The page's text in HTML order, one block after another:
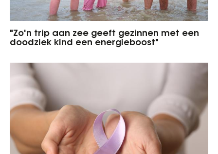
"Zo'n trip aan zee geeft gezinnen met een
doodziek kind een energieboost"